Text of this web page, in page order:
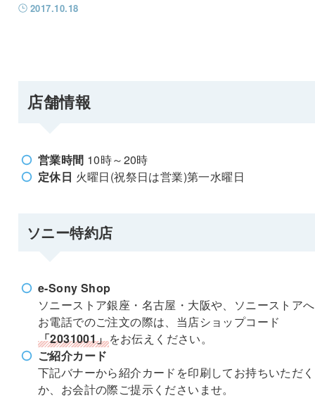
2017.10.18
店舗情報
営業時間 10時～20時
定休日 火曜日(祝祭日は営業)第一水曜日
ソニー特約店
e-Sony Shop
ソニーストア銀座・名古屋・大阪や、ソニーストア
お電話でのご注文の際は、当店ショップコード
「2031001」をお伝えください。
ご紹介カード
下記バナーから紹介カードを印刷してお持ちいただく
か、お会計の際ご提示くださいませ。